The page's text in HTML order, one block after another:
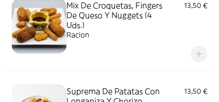
Mix De Croquetas, Fingers
De Queso Y Nuggets (4
Uds.)
13,50 €
Racion
Suprema De Patatas Con
13,50 €